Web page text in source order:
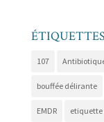
ÉTIQUETTES
107
bouffée délirante
EMDR etiquette